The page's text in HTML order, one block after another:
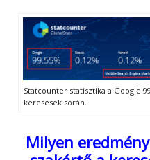
Statcounter statisztika a Google
keresések során.
Milyen